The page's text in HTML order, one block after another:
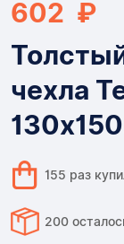
602 ₽
чехла
155 раз
200